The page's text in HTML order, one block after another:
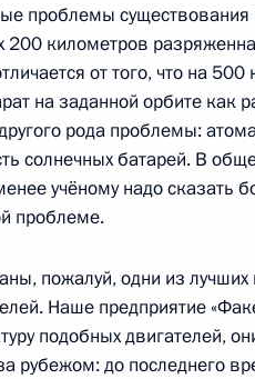
олимпиаде в Японии
будущих технологий
в области квантовых
проблемы существования
200 километров
от того, что на 500
на заданной орбите как
рода проблемы:
солнечных батарей. В
учёному надо сказать
проблеме.
пожалуй, одни из
Наше предприятие
подобных двигателей,
рубежом: до последнего